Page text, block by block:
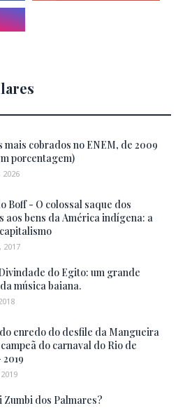
mais cobrados no ENEM, de 2009
porcentagem)
2026
Boff - O colossal saque dos
aos bens da América indígena: a
2017
do Egito: um grande
música baiana.
enredo do desfile da Mangueira
do carnaval do Rio de
Zumbi dos Palmares?